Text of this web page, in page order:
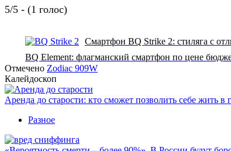
5/5 - (1 голос)
Смартфон BQ Strike 2: стиляга с
BQ Element: флагманский смартфон по цене
Отмечено Zodiac 909W
Калейдоскоп
Аренда до старости: кто сможет позволить себе жить в
Разное